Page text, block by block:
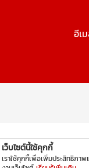
อีเ
เว็บไซต์นี้ใช้คุกกี้
เราใช้คุกกี้เพื่อเพิ่มประสิทธิภา